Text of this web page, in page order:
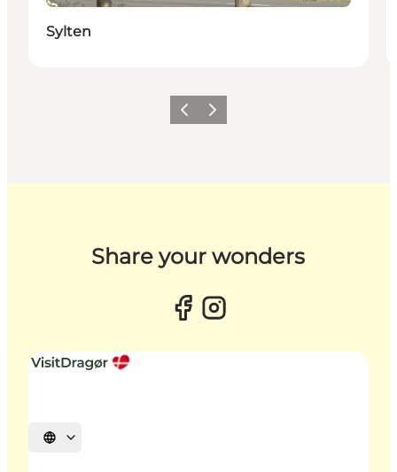
Sylten
Forrige billede
Næste billede
Share your wonders
Vælg sprog